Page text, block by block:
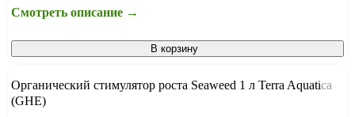
Смотреть описание →
В корзину
Органический стимулятор роста Seaweed 1 л Terra Aquatica
(GHE)